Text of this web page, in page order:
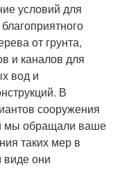
условий для
от грунта,
и каналов для
вод и
В
сооружения
мы обращали ваше
таких мер в
они